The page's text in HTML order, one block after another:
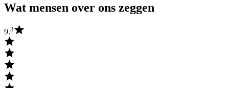
Wat mensen over ons zeggen
9.3